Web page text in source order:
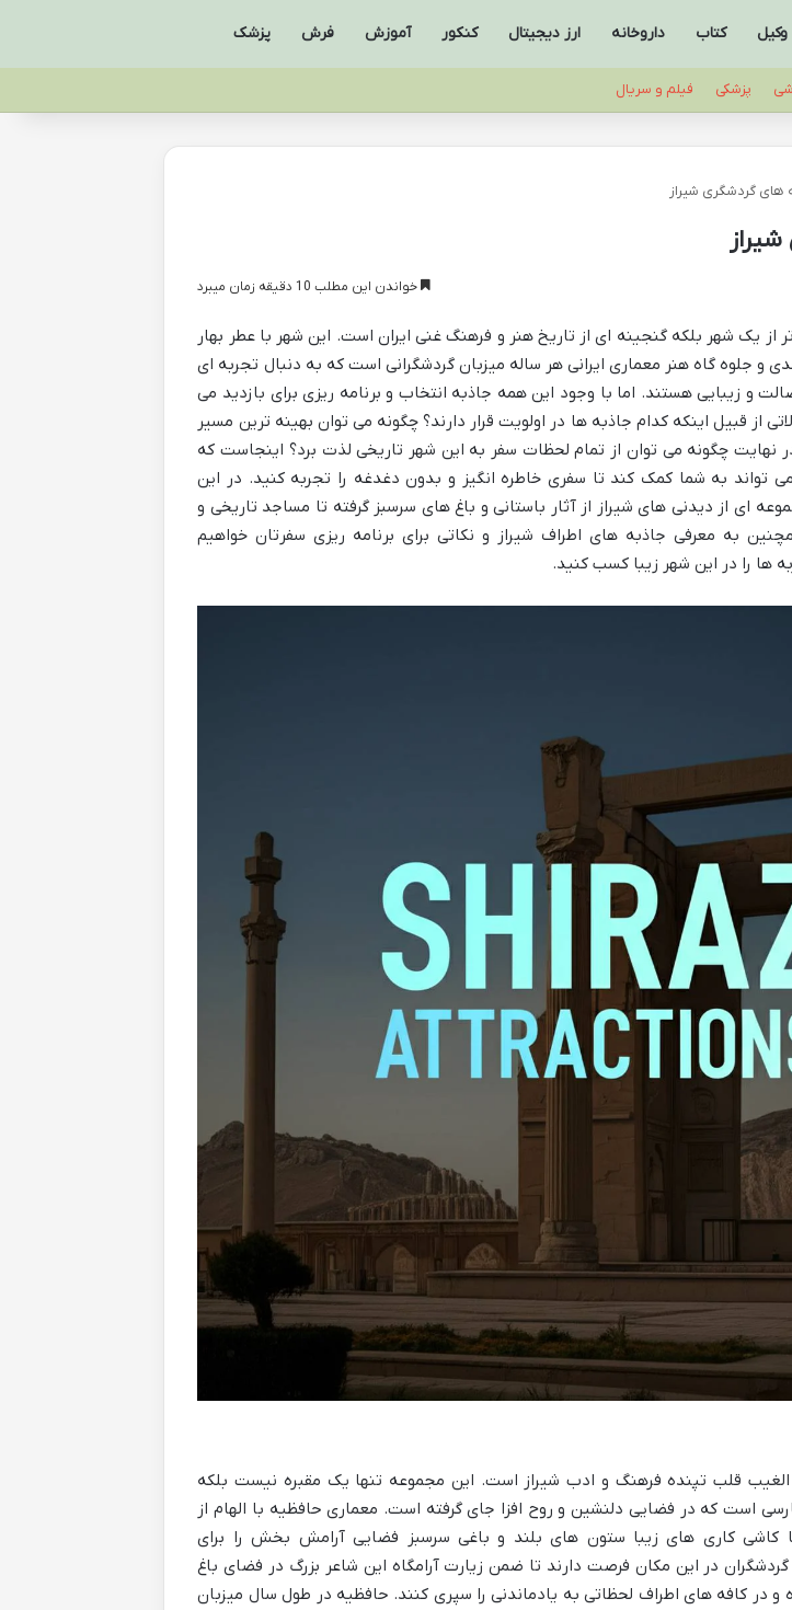
وکیل کتاب داروخانه ارز دیجیتال کنکور آموزش فرش پزشک
پزشکی فیلم و سریال
های گردشگری شیراز
خواندن این مطلب 10 دقیقه زمان میبرد
از یک شهر بلکه گنجینه ای از تاریخ هنر و فرهنگ غنی ایران است. این شهر با عطر بهار
و جلوه گاه هنر معماری ایرانی هر ساله میزبان گردشگرانی است که به دنبال تجربه ای
و زیبایی هستند. اما با وجود این همه جاذبه انتخاب و برنامه ریزی برای بازدید می
از قبیل اینکه کدام جاذبه ها در اولویت قرار دارند؟ چگونه می توان بهینه ترین مسیر
در نهایت چگونه می توان از تمام لحظات سفر به این شهر تاریخی لذت برد؟ اینجاست که
تواند به شما کمک کند تا سفری خاطره انگیز و بدون دغدغه را تجربه کنید. در این
ای از دیدنی های شیراز از آثار باستانی و باغ های سرسبز گرفته تا مساجد تاریخی و
به معرفی جاذبه های اطراف شیراز و نکاتی برای برنامه ریزی سفرتان خواهیم
ها را در این شهر زیبا کسب کنید.
الغیب قلب تپنده فرهنگ و ادب شیراز است. این مجموعه تنها یک مقبره نیست بلکه
است که در فضایی دلنشین و روح افزا جای گرفته است. معماری حافظیه با الهام از
کاشی کاری های زیبا ستون های بلند و باغی سرسبز فضایی آرامش بخش را برای
گردشگران در این مکان فرصت دارند تا ضمن زیارت آرامگاه این شاعر بزرگ در فضای باغ
و در کافه های اطراف لحظاتی به یادماندنی را سپری کنند. حافظیه در طول سال میزبان